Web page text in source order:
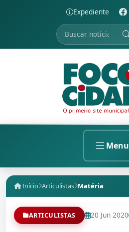
Expediente
Menu
Início Articulistas Matéria
ARTICULISTAS 20 Jun 2020